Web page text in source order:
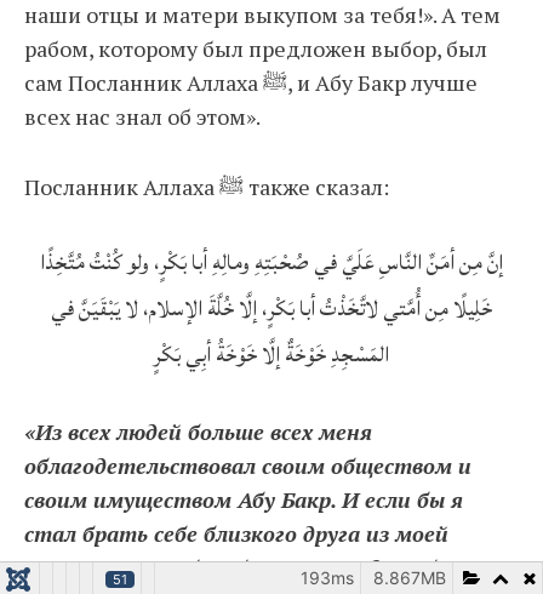
наши отцы и матери выкупом за тебя!». А тем
рабом, которому был предложен выбор, был
сам Посланник Аллаха ﷺ, и Абу Бакр лучше
всех нас знал об этом».
Посланник Аллаха ﷺ также сказал:
إنَّ مِن أمَنِّ النَّاسِ عَلَيَّ في صُحْبَتِهِ ومالِهِ أبا بَكْرٍ، ولو كُنْتُ مُتَّخِذًا
خَلِيلًا مِن أُمَّتي لاتَّخَذْتُ أبا بَكْرٍ، إلَّا خُلَّةَ الإسلام، لا يَبْقَيَنَّ في
المَسْجِدِ خَوْخَةٌ إلَّا خَوْخَةُ أبِي بَكْرٍ
«Из всех людей больше всех меня
облагодетельствовал своим обществом и
своим имуществом Абу Бакр. И если бы я
стал брать себе близкого друга из моей
Уммы, то взял бы Абу Бакра, но дружба в
51 8.867MB
193ms